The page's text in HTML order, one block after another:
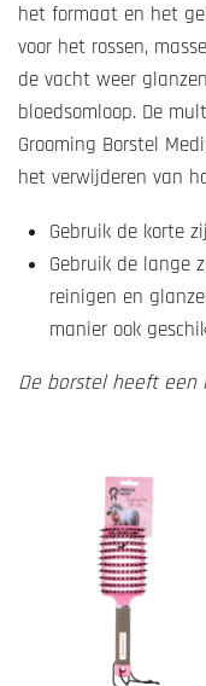
het formaat en het
voor het rossen,
de vacht weer
bloedsomloop. De
Grooming Borstel
het verwijderen van
Gebruik de korte
Gebruik de lange
reinigen en
manier ook
De borstel heeft een